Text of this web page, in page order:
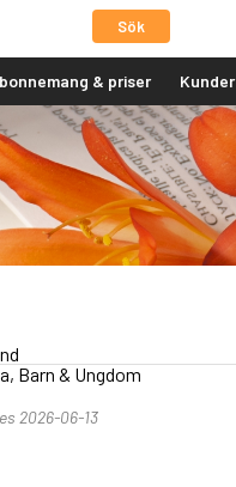
Sök
& priser Kunder
Barn & Ungdom
2026-06-13